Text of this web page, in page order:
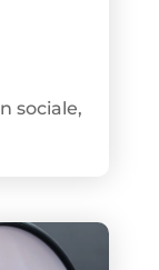
sociale,